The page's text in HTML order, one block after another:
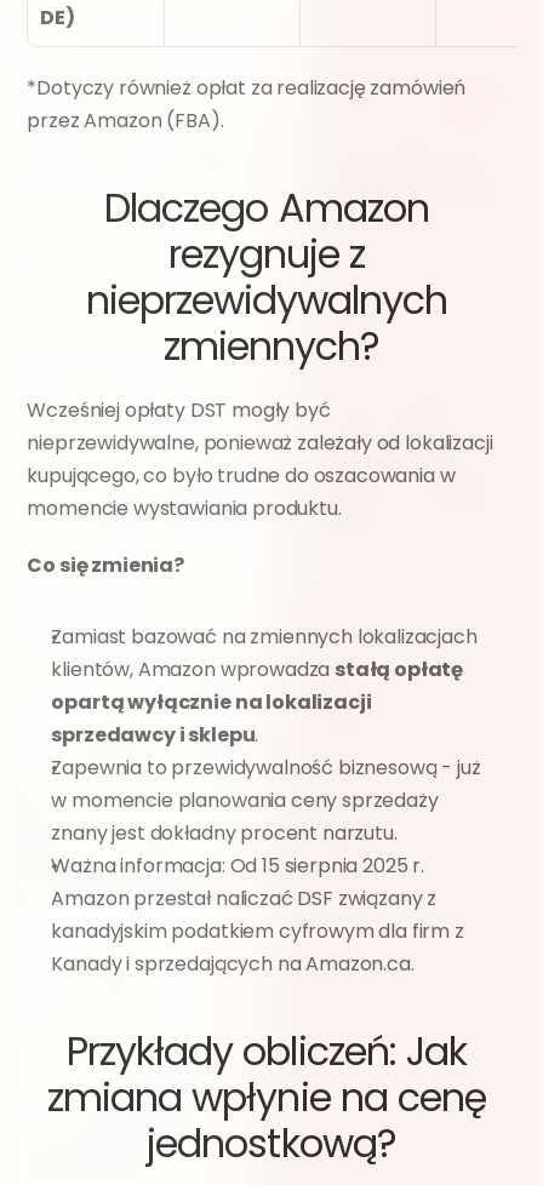
DE)
*Dotyczy również opłat za realizację zamówień
przez Amazon (FBA).
Dlaczego Amazon
rezygnuje z
nieprzewidywalnych
zmiennych?
Wcześniej opłaty DST mogły być
nieprzewidywalne, ponieważ zależały od lokalizacji
kupującego, co było trudne do oszacowania w
momencie wystawiania produktu.
Co się zmienia?
Zamiast bazować na zmiennych lokalizacjach
klientów, Amazon wprowadza stałą opłatę
opartą wyłącznie na lokalizacji
sprzedawcy i sklepu.
Zapewnia to przewidywalność biznesową - już
w momencie planowania ceny sprzedaży
znany jest dokładny procent narzutu.
Ważna informacja: Od 15 sierpnia 2025 r.
Amazon przestał naliczać DSF związany z
kanadyjskim podatkiem cyfrowym dla firm z
Kanady i sprzedających na Amazon.ca.
Przykłady obliczeń: Jak
zmiana wpłynie na cenę
jednostkową?